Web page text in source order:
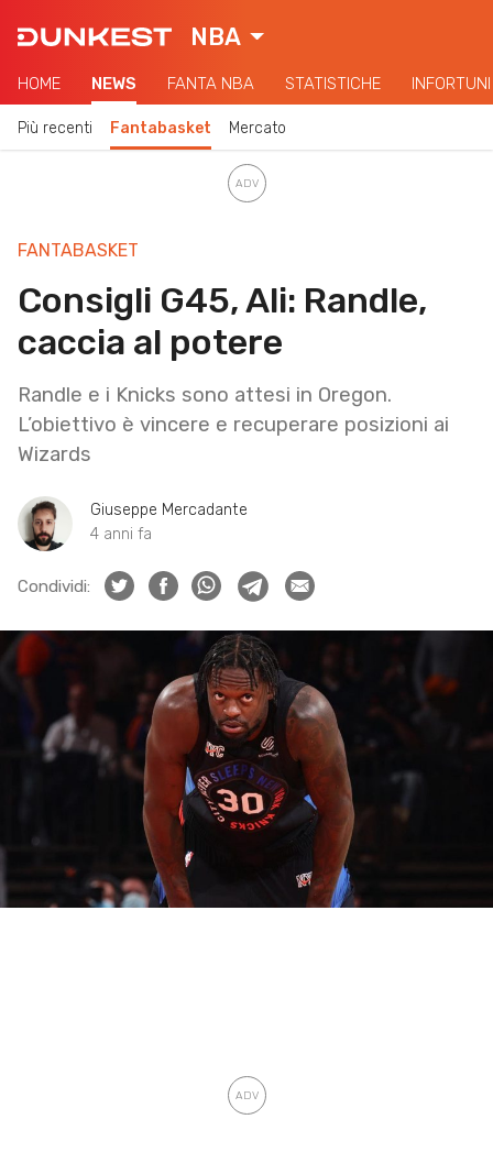
NBA
HOME NEWS FANTA NBA STATISTICHE INFORTUNI
Più recenti Fantabasket Mercato
FANTABASKET
Consigli G45, Ali: Randle,
caccia al potere
Randle e i Knicks sono attesi in Oregon.
L’obiettivo è vincere e recuperare posizioni ai
Wizards
Giuseppe Mercadante
4 anni fa
Condividi: